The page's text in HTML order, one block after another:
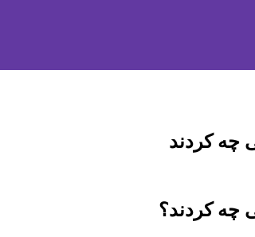
چه کردند
چه کردند؟